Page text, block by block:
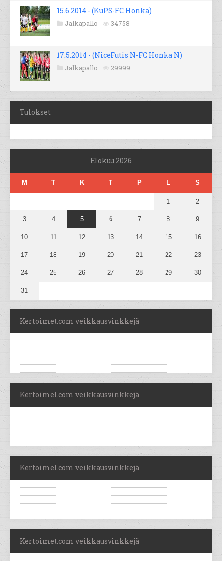
15.6.2014 - (KuPS-FC Honka)
Jalkapallo 34758
17.5.2014 - (NiceFutis N-FC Honka N)
Jalkapallo 29999
Tulokset
Elokuu 2026
M T K T P L S
1 2
3 4 5 6 7 8 9
10 11 12 13 14 15 16
17 18 19 20 21 22 23
24 25 26 27 28 29 30
31
Kertoimet.com veikkausvinkkejä
Kertoimet.com veikkausvinkkejä
Kertoimet.com veikkausvinkkejä
Kertoimet.com veikkausvinkkejä